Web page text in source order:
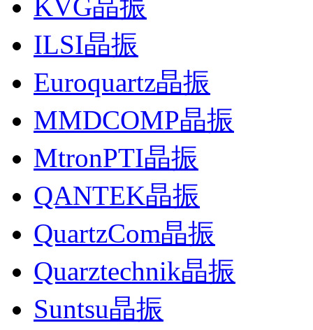
KVG晶振
ILSI晶振
Euroquartz晶振
MMDCOMP晶振
MtronPTI晶振
QANTEK晶振
QuartzCom晶振
Quarztechnik晶振
Suntsu晶振